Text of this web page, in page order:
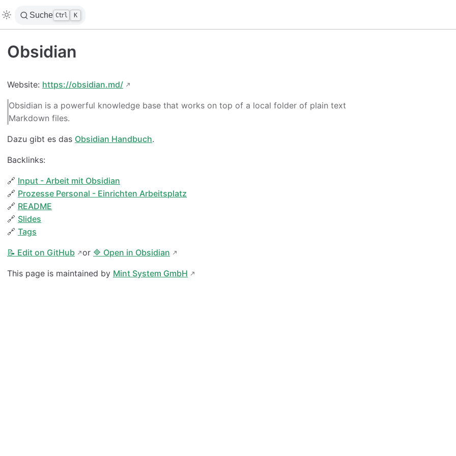
Suche Ctrl K
Obsidian
Website: https://obsidian.md/
Obsidian is a powerful knowledge base that works on top of a local folder of plain text
Markdown files.
Dazu gibt es das Obsidian Handbuch.
Backlinks:
🔗 Input - Arbeit mit Obsidian
🔗 Prozesse Personal - Einrichten Arbeitsplatz
🔗 README
🔗 Slides
🔗 Tags
📝 Edit on GitHub or 🔷 Open in Obsidian
This page is maintained by Mint System GmbH